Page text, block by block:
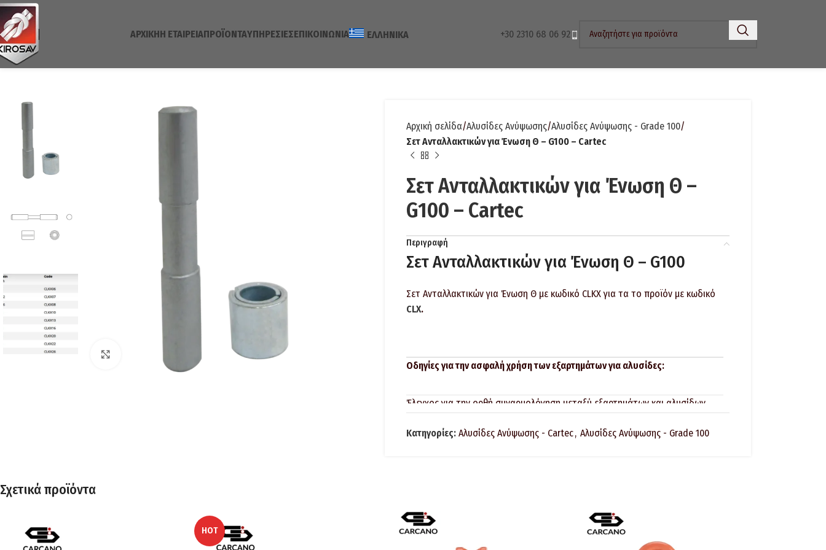
ΑΡΧΙΚΉH ΕΤΑΙΡΕΊΑΠΡΟΪΌΝΤΑΥΠΗΡΕΣΊΕΣΕΠΙΚΟΙΝΩΝΊΑ ΕΛΛΗΝΙΚΆ +30 2310 68 06 92
Αρχική σελίδα Αλυσίδες Ανύψωσης Αλυσίδες Ανύψωσης - Grade 100
Σετ Ανταλλακτικών για Ένωση Θ – G100 – Cartec
Σετ Ανταλλακτικών για Ένωση Θ –
G100 – Cartec
Περιγραφή
Σετ Ανταλλακτικών για Ένωση Θ – G100
Σετ Ανταλλακτικών για Ένωση Θ με κωδικό CLKX για τα το προϊόν με κωδικό
CLX.
Οδηγίες για την ασφαλή χρήση των εξαρτημάτων για αλυσίδες:
Έλεγχος για την ορθή συναρμολόγηση μεταξύ εξαρτημάτων και αλυσίδων
Τα εξαρτήματα ανύψωσης, που περιλαμβάνουν αυτά που εφάπτονται σε
Κατηγορίες: Αλυσίδες Ανύψωσης - Cartec, Αλυσίδες Ανύψωσης - Grade 100
Σχετικά προϊόντα
HOT